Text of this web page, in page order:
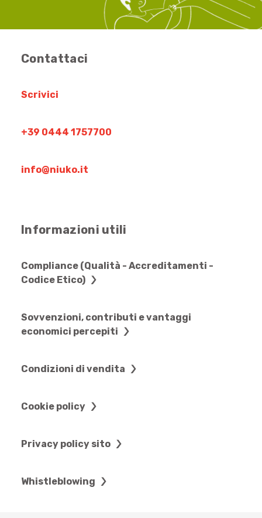
Contattaci
Scrivici
+39 0444 1757700
info@niuko.it
Informazioni utili
Compliance (Qualità - Accreditamenti -
Codice Etico)
Sovvenzioni, contributi e vantaggi
economici percepiti
Condizioni di vendita
Cookie policy
Privacy policy sito
Whistleblowing